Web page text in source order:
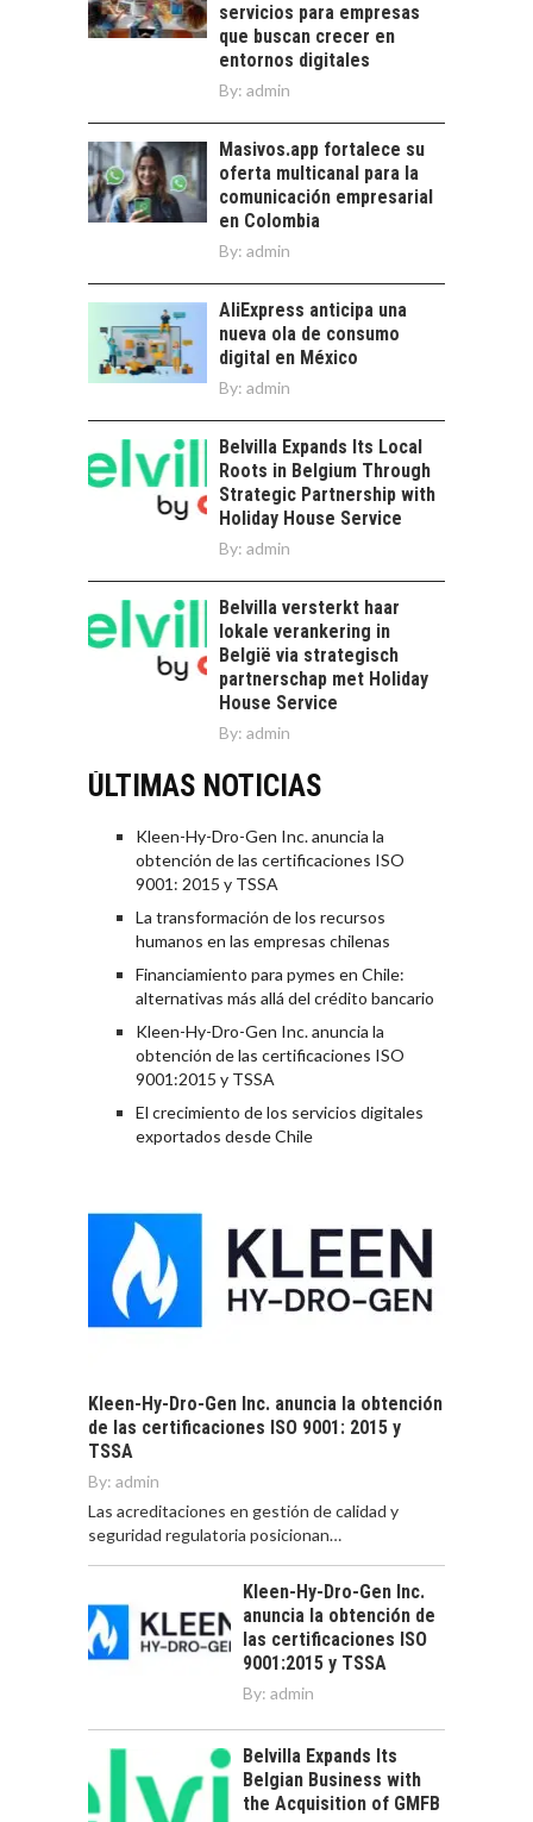
ATACAMA:
OPORTUNIDADES
PARA EL
DESARROLLO LOCAL
Atacama: Motor
Estratégico para el
Desarrollo Turístico…
servicios para empresas
que buscan crecer en
entornos digitales
By: admin
Masivos.app fortalece su
oferta multicanal para la
comunicación empresarial
en Colombia
By: admin
AliExpress anticipa una
nueva ola de consumo
digital en México
By: admin
Belvilla Expands Its Local
Roots in Belgium Through
Strategic Partnership with
Holiday House Service
By: admin
Belvilla versterkt haar
lokale verankering in
België via strategisch
partnerschap met Holiday
House Service
By: admin
ÚLTIMAS NOTICIAS
Kleen-Hy-Dro-Gen Inc. anuncia la
obtención de las certificaciones ISO
9001: 2015 y TSSA
La transformación de los recursos
humanos en las empresas chilenas
Financiamiento para pymes en Chile:
alternativas más allá del crédito bancario
Kleen-Hy-Dro-Gen Inc. anuncia la
obtención de las certificaciones ISO
9001:2015 y TSSA
El crecimiento de los servicios digitales
exportados desde Chile
Kleen-Hy-Dro-Gen Inc. anuncia la obtención
de las certificaciones ISO 9001: 2015 y
TSSA
By: admin
Las acreditaciones en gestión de calidad y
seguridad regulatoria posicionan…
Kleen-Hy-Dro-Gen Inc.
anuncia la obtención de
las certificaciones ISO
9001:2015 y TSSA
By: admin
Belvilla Expands Its
Belgian Business with
the Acquisition of GMFB